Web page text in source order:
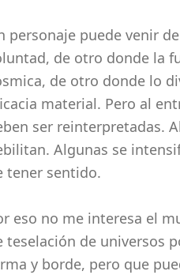
personaje puede venir
de otro donde la
de otro donde lo
material. Pero al
ser reinterpretadas.
Algunas se
tener sentido.
eso no me interesa el
teselación de universos
y borde, pero que